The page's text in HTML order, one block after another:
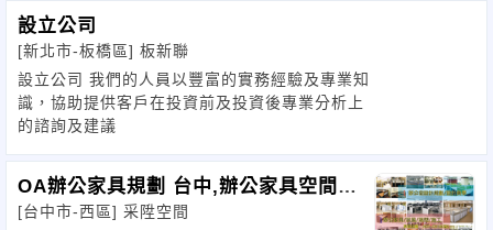
設立公司
[新北市-板橋區] 板新聯
設立公司 我們的人員以豐富的實務經驗及專業知
識，協助提供客戶在投資前及投資後專業分析上
的諮詢及建議
OA辦公家具規劃 台中,辦公家具空間設
計,辦公家具
[台中市-西區] 采陞空間